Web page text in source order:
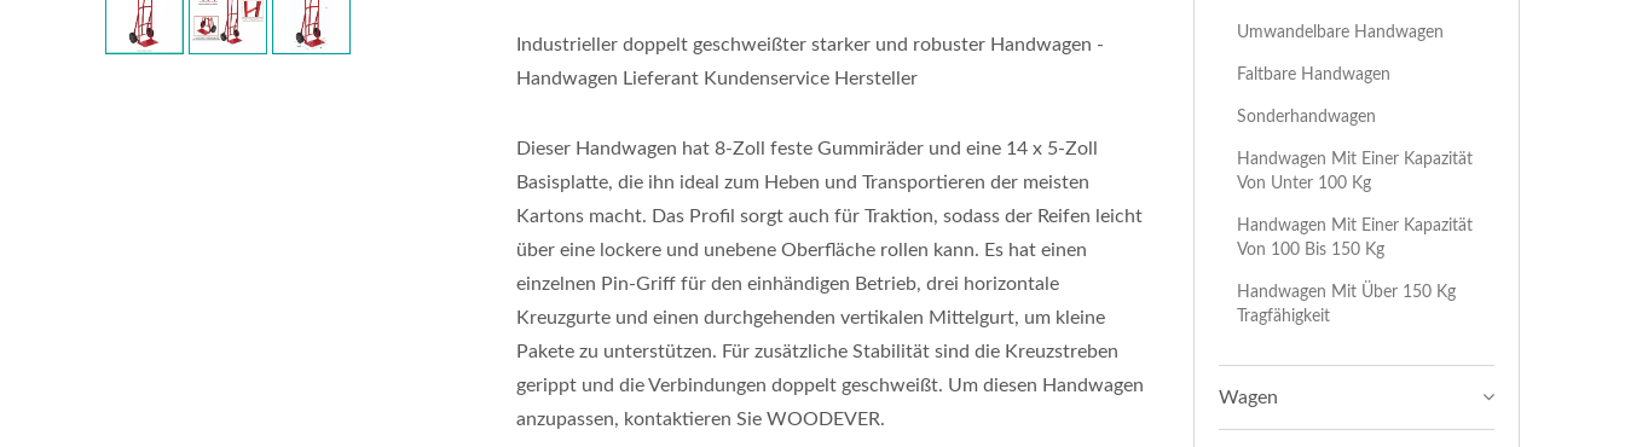
Industrieller doppelt geschweißter starker und robuster Handwagen -
Handwagen Lieferant Kundenservice Hersteller
Dieser Handwagen hat 8-Zoll feste Gummiräder und eine 14 x 5-Zoll
Basisplatte, die ihn ideal zum Heben und Transportieren der meisten
Kartons macht. Das Profil sorgt auch für Traktion, sodass der Reifen leicht
über eine lockere und unebene Oberfläche rollen kann. Es hat einen
einzelnen Pin-Griff für den einhändigen Betrieb, drei horizontale
Kreuzgurte und einen durchgehenden vertikalen Mittelgurt, um kleine
Pakete zu unterstützen. Für zusätzliche Stabilität sind die Kreuzstreben
gerippt und die Verbindungen doppelt geschweißt. Um diesen Handwagen
anzupassen, kontaktieren Sie WOODEVER.
Umwandelbare Handwagen
Faltbare Handwagen
Sonderhandwagen
Handwagen Mit Einer Kapazität
Von Unter 100 Kg
Handwagen Mit Einer Kapazität
Von 100 Bis 150 Kg
Handwagen Mit Über 150 Kg
Tragfähigkeit
Wagen